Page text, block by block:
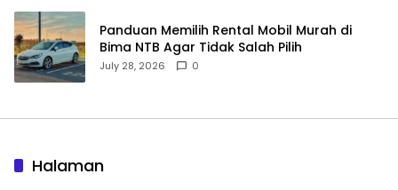
Panduan Memilih Rental Mobil Murah di
Bima NTB Agar Tidak Salah Pilih
July 28, 2026 0
Halaman